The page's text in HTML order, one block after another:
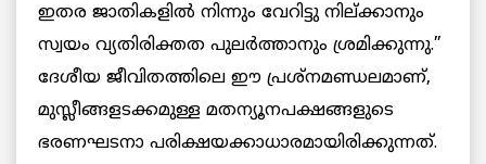
ഇതര ജാതികളില്‍ നിന്നും വേറിട്ടു നില്ക്കാനും
സ്വയം വ്യതിരിക്തത പുലര്‍ത്താനും ശ്രമിക്കുന്നു.”
ദേശീയ ജീവിതത്തിലെ ഈ പ്രശ്‌നമണ്ഡലമാണ്,
മുസ്ലീങ്ങളടക്കമുള്ള മതന്യൂനപക്ഷങ്ങളുടെ
ഭരണഘടനാ പരിക്ഷയക്കാധാരമായിരിക്കുന്നത്.